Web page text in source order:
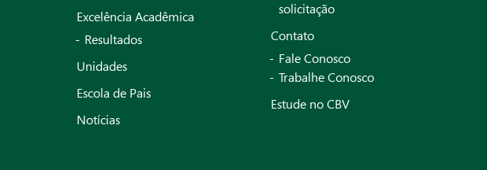
Excelência Acadêmica
Resultados
Unidades
Escola de Pais
Notícias
solicitação
Contato
Fale Conosco
Trabalhe Conosco
Estude no CBV